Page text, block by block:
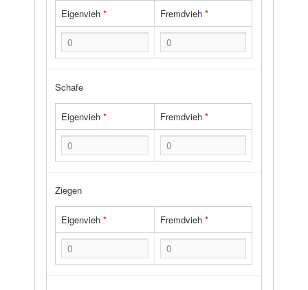
Eigenvieh* Fremdvieh*
Schafe
Eigenvieh* Fremdvieh*
Ziegen
Eigenvieh* Fremdvieh*